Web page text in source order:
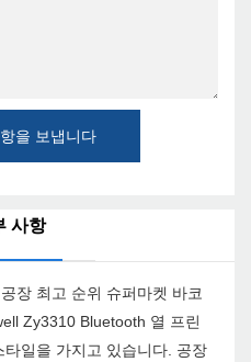
을 보냅니다
사항
장 최고 순위 슈퍼마켓 바코
Zy3310 Bluetooth 열 프린
일을 가지고 있습니다. 공장